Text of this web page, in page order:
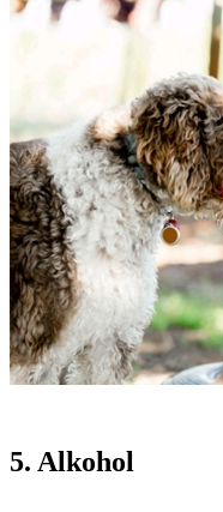
5. Alkohol